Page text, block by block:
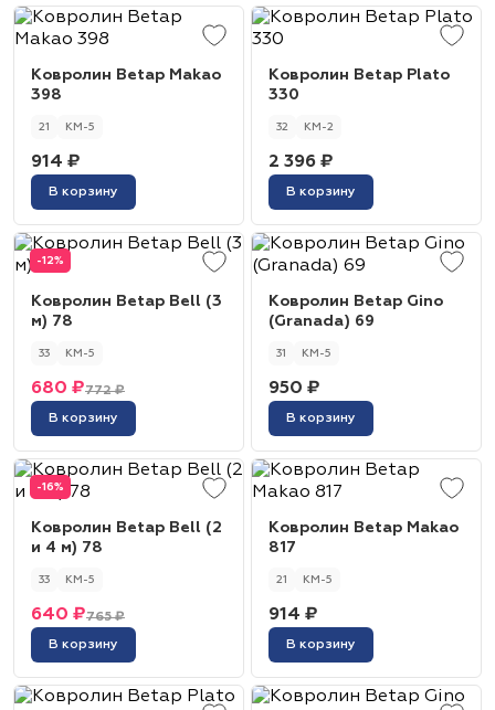
Ковролин Betap Makao
398
21 КМ-5
914 ₽
В корзину
Ковролин Betap Plato
330
32 КМ-2
2 396 ₽
В корзину
-12%
Ковролин Betap Bell (3
м) 78
33 КМ-5
772 ₽
680 ₽
В корзину
Ковролин Betap Gino
(Granada) 69
31 КМ-5
950 ₽
В корзину
-16%
Ковролин Betap Bell (2
и 4 м) 78
33 КМ-5
765 ₽
640 ₽
В корзину
Ковролин Betap Makao
817
21 КМ-5
914 ₽
В корзину